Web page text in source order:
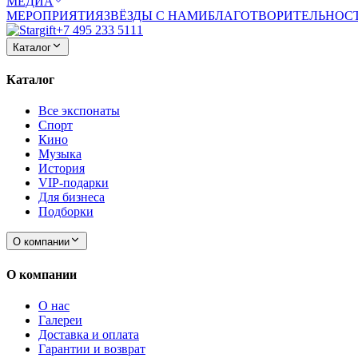
МЕРОПРИЯТИЯЗВЁЗДЫ С НАМИ
+7 495 233 5111
Каталог
Каталог
Все экспонаты
Спорт
Кино
Музыка
История
VIP-подарки
Для бизнеса
Подборки
О компании
О компании
О нас
Галереи
Доставка и оплата
Гарантии и возврат